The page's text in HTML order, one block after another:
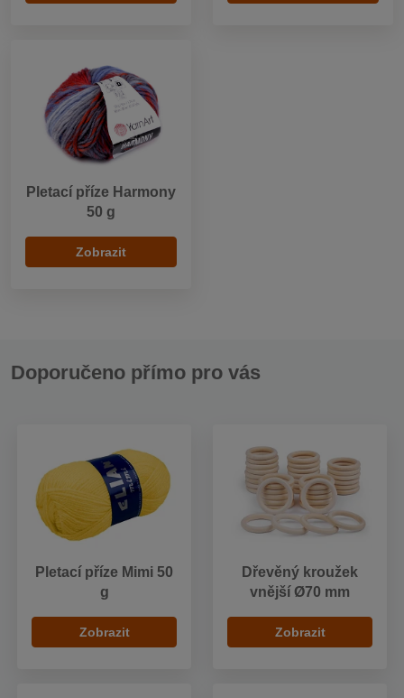
Pletací příze Harmony
50 g
Zobrazit
Doporučeno přímo pro vás
Pletací příze Mimi 50
g
Zobrazit
Dřevěný kroužek
vnější Ø70 mm
Zobrazit